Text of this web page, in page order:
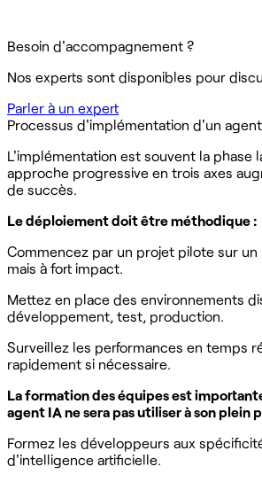
Besoin d'accompagnement ?
Nos experts sont disponibles pour
Parler à un expert
Processus d'implémentation d'un
L'implémentation est souvent la phase
approche progressive en trois axes
de succès.
Le déploiement doit être méthodique :
Commencez par un projet pilote sur
mais à fort impact.
Mettez en place des environnements
développement, test, production.
Surveillez les performances en temps
rapidement si nécessaire.
La formation des équipes est
agent IA ne sera pas utiliser à son plein
Formez les développeurs aux
d'intelligence artificielle.